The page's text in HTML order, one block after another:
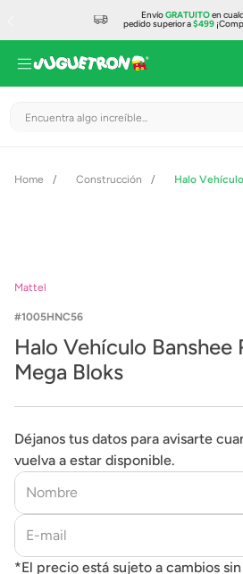
EnvíoGRATUITOen
pedido superior a$499
Encuentra algo increíble...
Construcción
Mattel
1005HNC56
Halo Vehículo Banshee
Mega Bloks
Déjanos tus datos para avisarte
vuelva a estar disponible.